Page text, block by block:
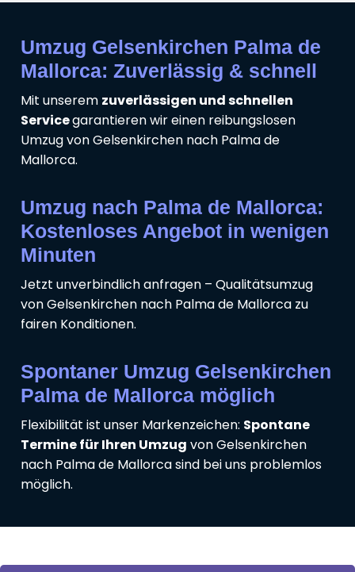
Umzug Gelsenkirchen Palma de
Mallorca: Zuverlässig & schnell
Mit unserem zuverlässigen und schnellen
Servicegarantieren wir einen reibungslosen
Umzug von Gelsenkirchen nach Palma de
Mallorca.
Umzug nach Palma de Mallorca:
Kostenloses Angebot in wenigen
Minuten
Jetzt unverbindlich anfragen – Qualitätsumzug
von Gelsenkirchen nach Palma de Mallorca zu
fairen Konditionen.
Spontaner Umzug Gelsenkirchen
Palma de Mallorca möglich
Flexibilität ist unser Markenzeichen: Spontane
Termine für Ihren Umzug von Gelsenkirchen
nach Palma de Mallorca sind bei uns problemlos
möglich.